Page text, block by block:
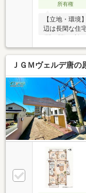
所有権
【立地・環境
辺は長閑な住
(間１駅)で所
に気にする事
付いています
す！・廊下を
計！・キッチ
洗面所がウォ
【駐車場】・
す。(令和７年
専属専任媒介
す。ご不明な
ＪＧＭヴェルデ唐の